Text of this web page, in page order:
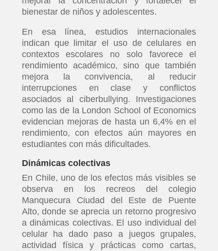
bienestar de niños y adolescentes.
En esa línea, estudios internacionales
indican que limitar el uso de celulares en
contextos escolares no solo favorece el
rendimiento académico, sino que también
mejora la convivencia, al reducir
interrupciones en clase y conflictos
asociados al ciberbullying. Investigaciones
como las de la London School of Economics
evidencian mejoras de hasta un 6,4% en el
rendimiento, con efectos aún mayores en
estudiantes con más dificultades.
Dinámicas colectivas
En Chile, uno de los efectos más visibles se
observa en los recreos del colegio
Manquecura Ciudad del Este de Puente
Alto, donde se aprecia un retorno progresivo
a dinámicas colectivas. El uso individual del
celular ha dado paso a juegos grupales,
actividad física y prácticas como cartas,